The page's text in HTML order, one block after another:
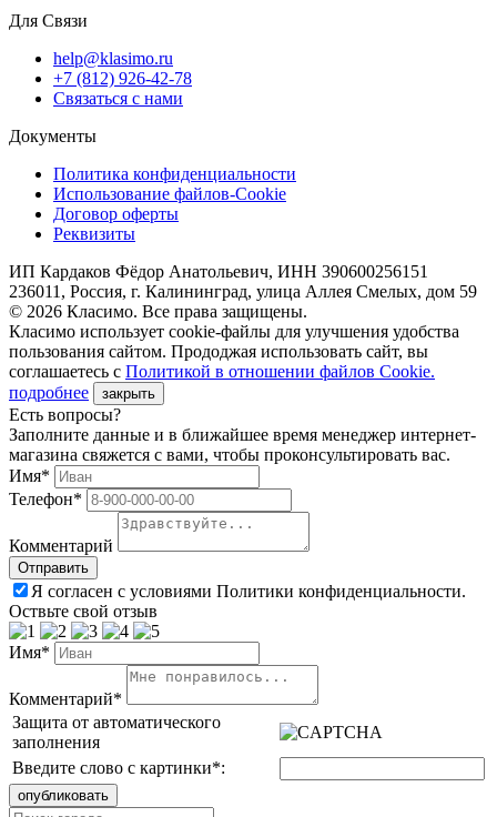
Для Связи
help@klasimo.ru
+7 (812) 926-42-78
Связаться с нами
Документы
Политика конфиденциальности
Использование файлов-Cookie
Договор оферты
Реквизиты
ИП Кардаков Фёдор Анатольевич, ИНН 390600256151
236011, Россия, г. Калининград, улица Аллея Смелых, дом 59
© 2026 Класимо. Все права защищены.
Класимо использует cookie-файлы для улучшения удобства
пользования сайтом. Прододжая использовать сайт, вы
соглашаетесь с Политикой в отношении файлов Сookie.
подробнее
закрыть
Есть вопросы?
Заполните данные и в ближайшее время менеджер интернет-
магазина свяжется с вами, чтобы проконсультировать вас.
Имя*
Телефон*
Комментарий
Я согласен с условиями Политики конфиденциальности.
Оствьте свой отзыв
Имя*
Комментарий*
Защита от автоматического
заполнения
Введите слово с картинки*: